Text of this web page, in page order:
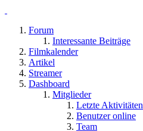
Forum
Interessante Beiträge
Filmkalender
Artikel
Streamer
Dashboard
Mitglieder
Letzte Aktivitäten
Benutzer online
Team